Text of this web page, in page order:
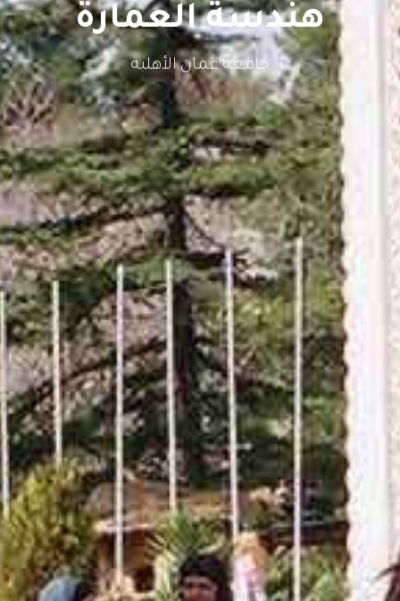
هندسة العمارة
جامعة عمان الأهلية